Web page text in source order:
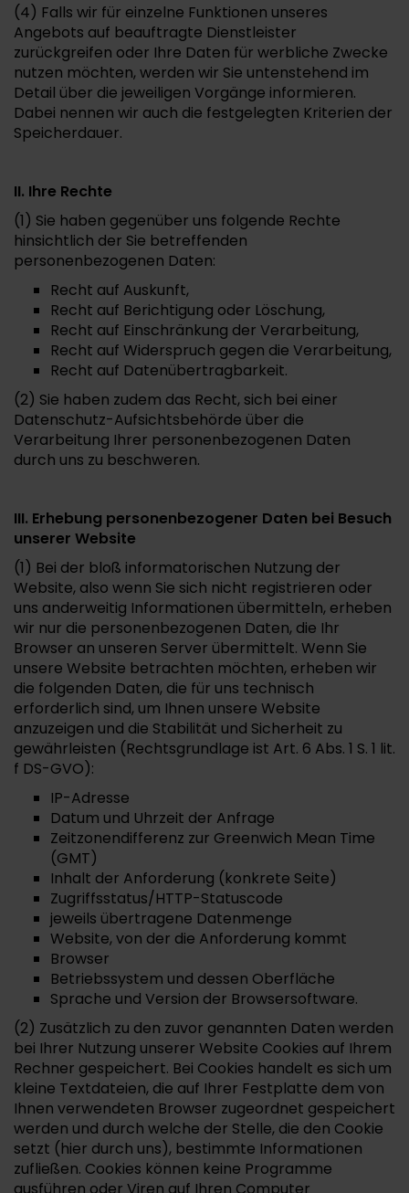
(4) Falls wir für einzelne Funktionen unseres
Angebots auf beauftragte Dienstleister
zurückgreifen oder Ihre Daten für werbliche Zwecke
nutzen möchten, werden wir Sie untenstehend im
Detail über die jeweiligen Vorgänge informieren.
Dabei nennen wir auch die festgelegten Kriterien der
Speicherdauer.
II. Ihre Rechte
(1) Sie haben gegenüber uns folgende Rechte
hinsichtlich der Sie betreffenden
personenbezogenen Daten:
Recht auf Auskunft,
Recht auf Berichtigung oder Löschung,
Recht auf Einschränkung der Verarbeitung,
Recht auf Widerspruch gegen die Verarbeitung,
Recht auf Datenübertragbarkeit.
(2) Sie haben zudem das Recht, sich bei einer
Datenschutz-Aufsichtsbehörde über die
Verarbeitung Ihrer personenbezogenen Daten
durch uns zu beschweren.
III. Erhebung personenbezogener Daten bei Besuch
unserer Website
(1) Bei der bloß informatorischen Nutzung der
Website, also wenn Sie sich nicht registrieren oder
uns anderweitig Informationen übermitteln, erheben
wir nur die personenbezogenen Daten, die Ihr
Browser an unseren Server übermittelt. Wenn Sie
unsere Website betrachten möchten, erheben wir
die folgenden Daten, die für uns technisch
erforderlich sind, um Ihnen unsere Website
anzuzeigen und die Stabilität und Sicherheit zu
gewährleisten (Rechtsgrundlage ist Art. 6 Abs. 1 S. 1 lit.
f DS-GVO):
IP-Adresse
Datum und Uhrzeit der Anfrage
Zeitzonendifferenz zur Greenwich Mean Time
(GMT)
Inhalt der Anforderung (konkrete Seite)
Zugriffsstatus/HTTP-Statuscode
jeweils übertragene Datenmenge
Website, von der die Anforderung kommt
Browser
Betriebssystem und dessen Oberfläche
Sprache und Version der Browsersoftware.
(2) Zusätzlich zu den zuvor genannten Daten werden
bei Ihrer Nutzung unserer Website Cookies auf Ihrem
Rechner gespeichert. Bei Cookies handelt es sich um
kleine Textdateien, die auf Ihrer Festplatte dem von
Ihnen verwendeten Browser zugeordnet gespeichert
werden und durch welche der Stelle, die den Cookie
setzt (hier durch uns), bestimmte Informationen
zufließen. Cookies können keine Programme